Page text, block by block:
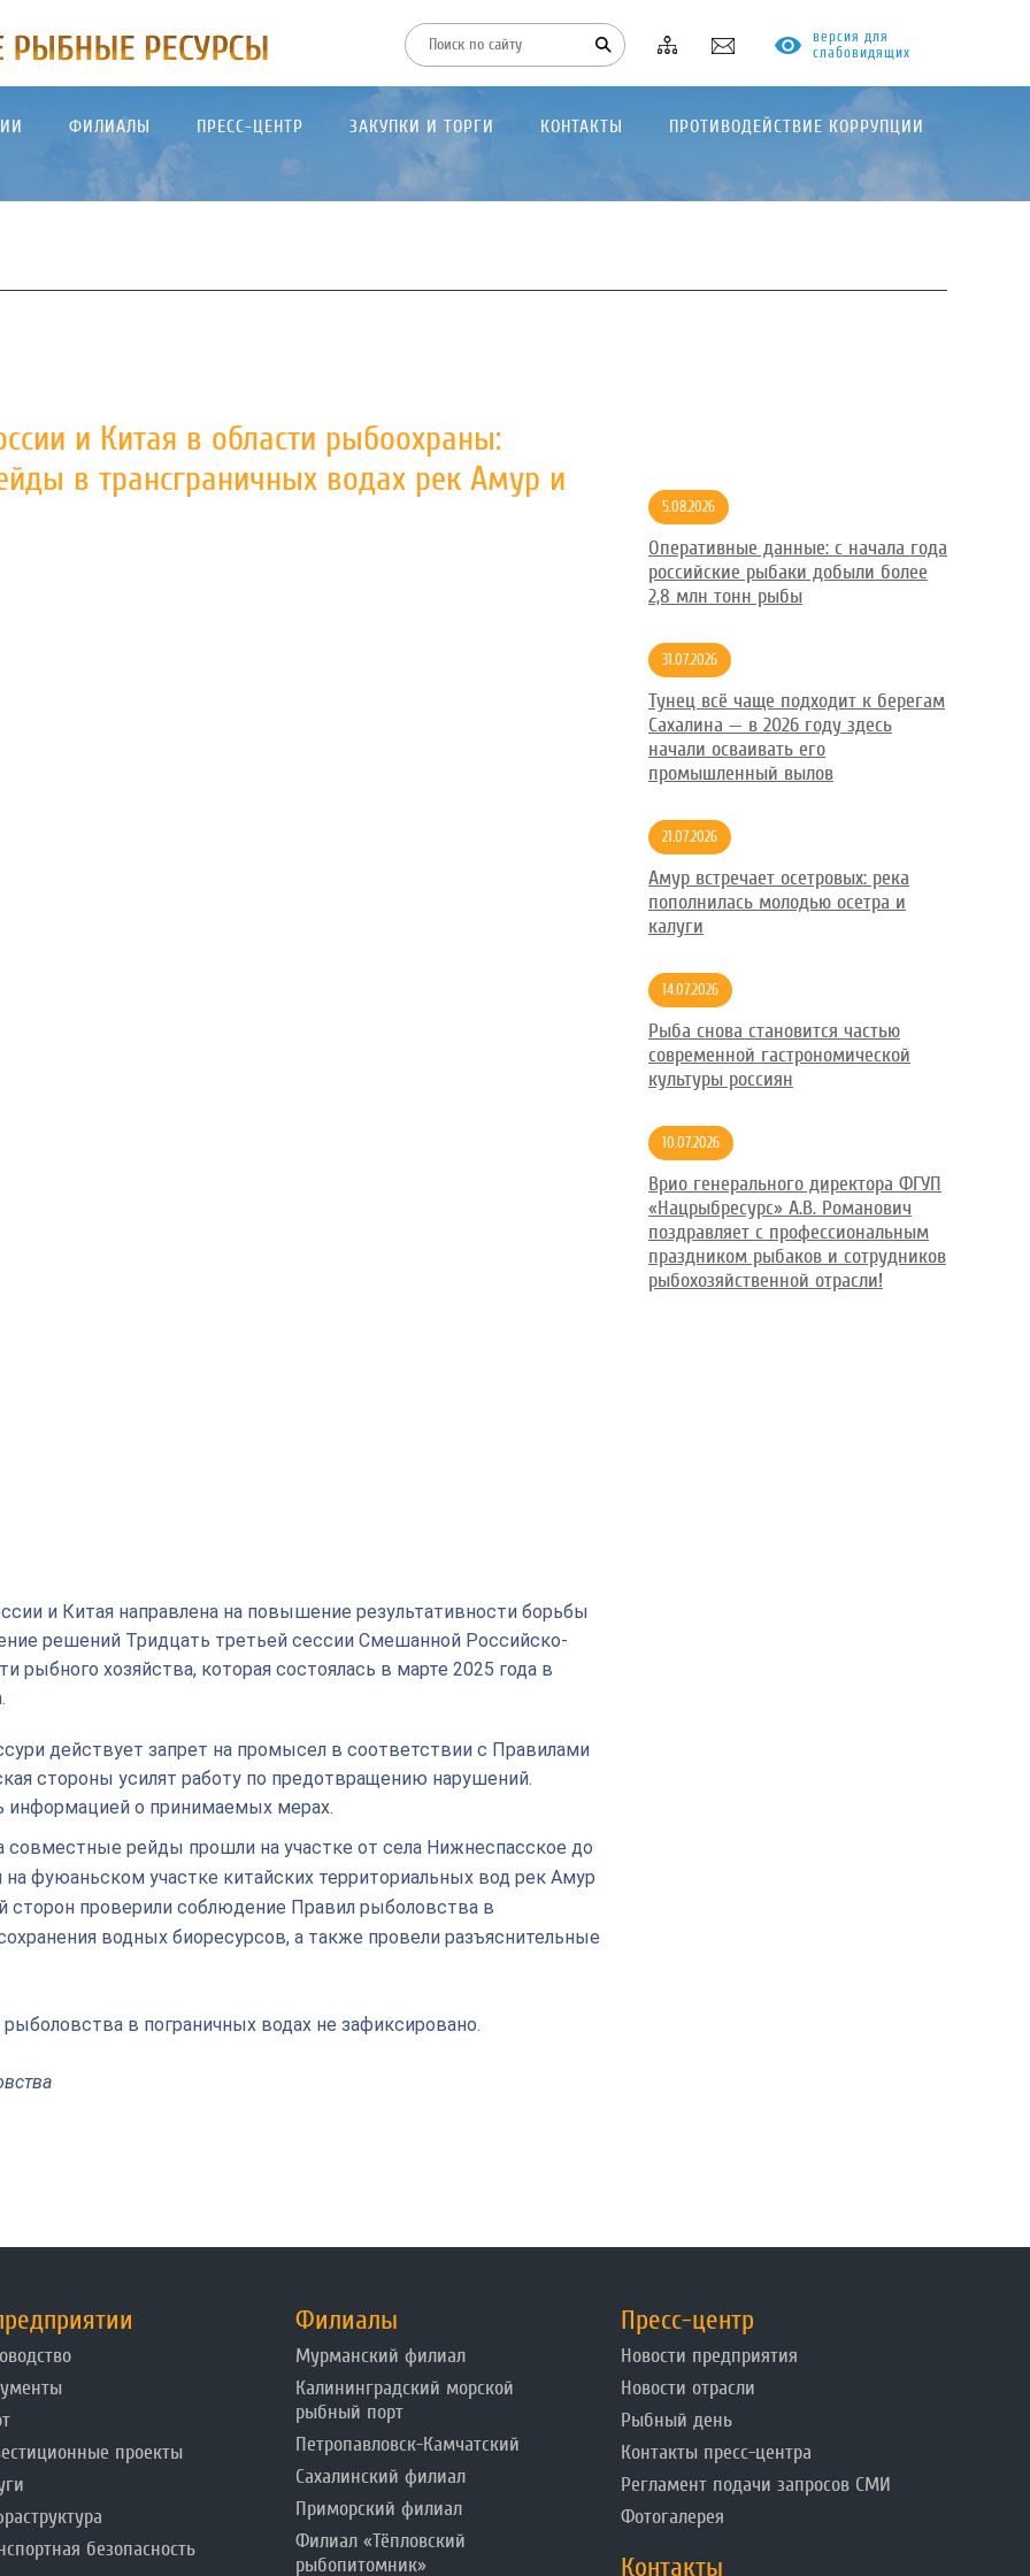
версия для
слабовидящих
ФИЛИАЛЫ ПРЕСС-ЦЕНТР ЗАКУПКИ И ТОРГИ КОНТАКТЫ ПРОТИВОДЕЙСТВИЕ КОРРУПЦИИ
и Китая в области рыбоохраны:
в трансграничных водах рек Амур и
и Китая направлена на повышение результативности борьбы
решений Тридцать третьей сессии Смешанной Российско-
рыбного хозяйства, которая состоялась в марте 2025 года в
действует запрет на промысел в соответствии с Правилами
стороны усилят работу по предотвращению нарушений.
информацией о принимаемых мерах.
совместные рейды прошли на участке от села Нижнеспасское до
фуюаньском участке китайских территориальных вод рек Амур
сторон проверили соблюдение Правил рыболовства в
водных биоресурсов, а также провели разъяснительные
в пограничных водах не зафиксировано.
5.08.2026
Оперативные данные: с начала года
российские рыбаки добыли более
2,8 млн тонн рыбы
31.07.2026
Тунец всё чаще подходит к берегам
Сахалина — в 2026 году здесь
начали осваивать его
промышленный вылов
21.07.2026
Амур встречает осетровых: река
пополнилась молодью осетра и
калуги
14.07.2026
Рыба снова становится частью
современной гастрономической
культуры россиян
10.07.2026
Врио генерального директора ФГУП
«Нацрыбресурс» А.В. Романович
поздравляет с профессиональным
праздником рыбаков и сотрудников
рыбохозяйственной отрасли!
проекты
безопасность
Филиалы
Мурманский филиал
Калининградский морской
рыбный порт
Петропавловск-Камчатский
Сахалинский филиал
Приморский филиал
Филиал «Тёпловский
рыбопитомник»
Пресс-центр
Новости предприятия
Новости отрасли
Рыбный день
Контакты пресс-центра
Регламент подачи запросов СМИ
Фотогалерея
Контакты